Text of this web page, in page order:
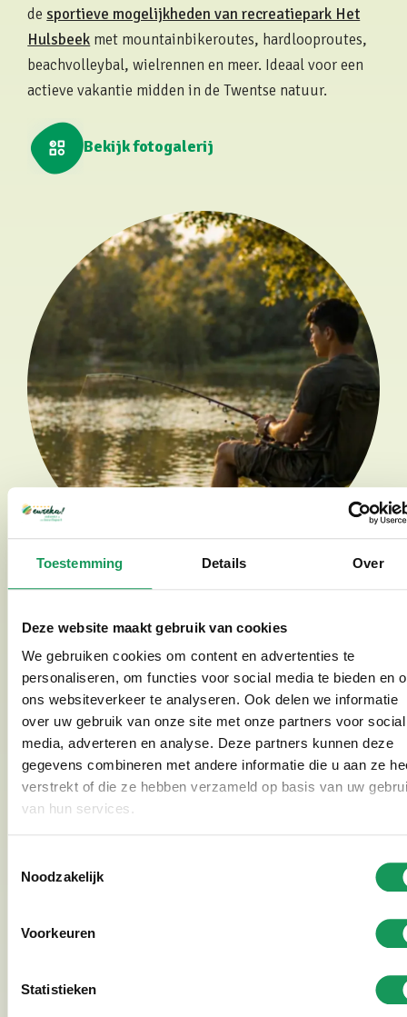
Toestemming Details Over
Deze website maakt gebruik van cookies
We gebruiken cookies om content en advertenties te
personaliseren, om functies voor social media te bieden en
ons websiteverkeer te analyseren. Ook delen we informatie
over uw gebruik van onze site met onze partners voor social
media, adverteren en analyse. Deze partners kunnen deze
gegevens combineren met andere informatie die u aan ze
verstrekt of die ze hebben verzameld op basis van uw
van hun services.
Noodzakelijk
Voorkeuren
Statistieken
de sportieve mogelijkheden van recreatiepark Het
Hulsbeek met mountainbikeroutes, hardlooproutes,
beachvolleybal, wielrennen en meer. Ideaal voor een
actieve vakantie midden in de Twentse natuur.
Bekijk fotogalerij
recreatiepark Het Hulsbeek van alles te beleven.
Naast sportieve activiteiten biedt Het Hulsbeek in
Oldenzaal ook volop mogelijkheden om recreatief
bezig te zijn. Gooi een hengel uit aan de waterkant,
speel een ronde frisbeegolf, trap een balletje, maak
een wandeling door de natuur of ontdek het typisch
op loopafstand van Villapark Eureka en zijn